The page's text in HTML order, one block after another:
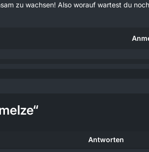
zu wachsen! Also worauf wartest du
Antworten